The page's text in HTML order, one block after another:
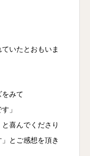
いたとおもいま
をみて
」
喜んでくださり
とご感想を頂き